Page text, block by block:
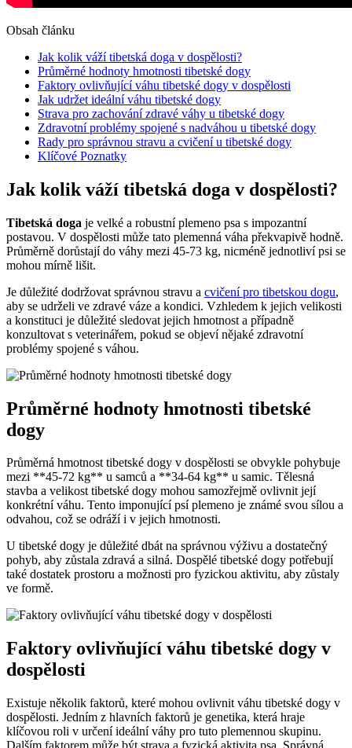
Obsah článku
Jak kolik váží tibetská doga v dospělosti?
Průměrné hodnoty hmotnosti tibetské dogy
Faktory ovlivňující váhu tibetské dogy v dospělosti
Jak udržet ideální váhu tibetské dogy
Strava pro zachování zdravé váhy u tibetské dogy
Zdravotní problémy spojené s nadváhou u tibetské dogy
Rady pro správnou stravu a cvičení u tibetské dogy
Klíčové Poznatky
Jak kolik váží tibetská doga v dospělosti?
Tibetská doga je velké a robustní plemeno psa s impozantní
postavou. V dospělosti může tato plemenná váha překvapivě hodně.
Průměrně dorůstají do váhy mezi 45-73 kg, nicméně jednotliví psi se
mohou mírně lišit.
Je důležité dodržovat správnou stravu a cvičení pro tibetskou dogu,
aby se udrželi ve zdravé váze a kondici. Vzhledem k jejich velikosti
a konstituci je důležité sledovat jejich hmotnost a případně
konzultovat s veterinářem, pokud se objeví nějaké zdravotní
problémy spojené s váhou.
Průměrné hodnoty hmotnosti tibetské
dogy
Průměrná hmotnost tibetské dogy v dospělosti se obvykle pohybuje
mezi **45-72 kg** u samců a **34-64 kg** u samic. Tělesná
stavba a velikost tibetské dogy mohou samozřejmě ovlivnit její
konkrétní váhu. Tento imponující psí plemeno je známé svou sílou a
odvahou, což se odráží i v jejich hmotnosti.
U tibetské dogy je důležité dbát na správnou výživu a dostatečný
pohyb, aby zůstala zdravá a silná. Dospělé tibetské dogy potřebují
také dostatek prostoru a možnosti pro fyzickou aktivitu, aby zůstaly
ve formě.
Faktory ovlivňující váhu tibetské dogy v
dospělosti
Existuje několik faktorů, které mohou ovlivnit váhu tibetské dogy v
dospělosti. Jedním z hlavních faktorů je genetika, která hraje
klíčovou roli v určení ideální váhy pro tuto plemennou skupinu.